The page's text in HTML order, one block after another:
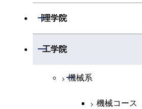
理学院
開閉
物理学系
物理学コース
工学院
開閉
機械系
開閉
機械コース